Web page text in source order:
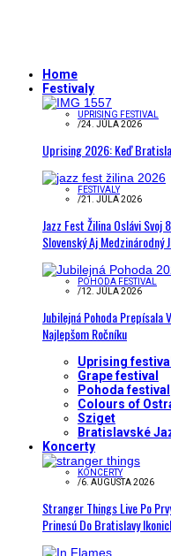
Home
Festivaly
UPRISING FESTIVAL
/24. JÚLA 2026
Uprising 2026: Keď
FESTIVALY
/21. JÚLA 2026
Jazz Fest Žilina Oslávi Svoj
Slovenský Aj Medzinárodný
POHODA FESTIVAL
/12. JÚLA 2026
Jubilejná Pohoda
Najlepšom Ročníku
Uprising festival
Grape festival
Pohoda festival
Colours of
Sziget
Bratislavské
Koncerty
KONCERTY
/6. AUGUSTA 2026
Stranger Things Live Po
Prinesú Do Bratislavy